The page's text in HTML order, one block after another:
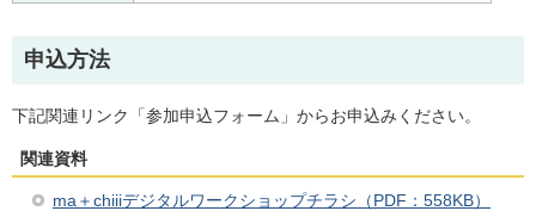
申込方法
下記関連リンク「参加申込フォーム」からお申込みください。
関連資料
ma＋chiiiデジタルワークショップチラシ（PDF：558KB）